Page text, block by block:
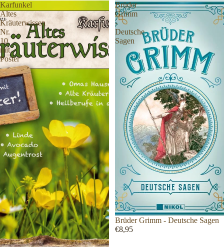
Karfunkel
Altes
Kräuterwissen
Nr.
10
mit
Poster
Brüder
Grimm
-
Deutsche
Sagen
Brüder Grimm - Deutsche Sagen
€8,95